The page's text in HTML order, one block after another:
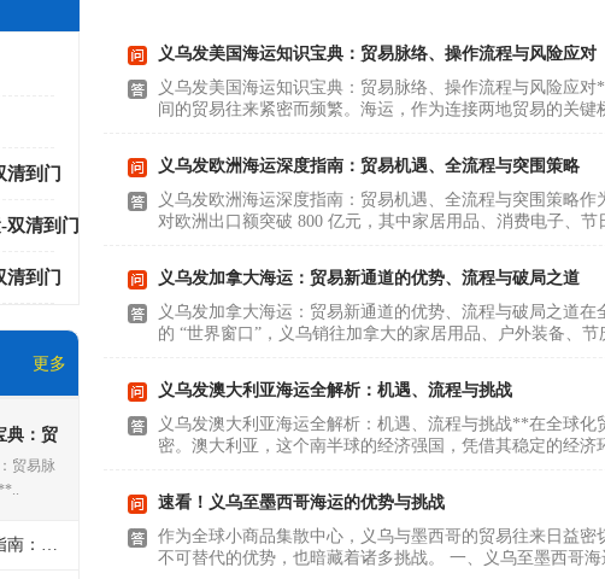
清到门
双清到门
清到门
更多
典：贸
险应对
贸易脉
义乌发欧洲海运深度指南：贸易机遇、全流程与突围策略
义乌发美国海运知识宝典：贸易脉络、操作流程与风险应对
义乌发美国海运知识宝典：贸易脉络、操作流程与风险应
间的贸易往来紧密而频繁。海运，作为连接两地贸易的关
义乌发欧洲海运深度指南：贸易机遇、全流程与突围策略
义乌发欧洲海运深度指南：贸易机遇、全流程与突围策略
对欧洲出口额突破 800 亿元，其中家居用品、消费电子、
义乌发加拿大海运：贸易新通道的优势、流程与破局之道
义乌发加拿大海运：贸易新通道的优势、流程与破局之道
的 “世界窗口”，义乌销往加拿大的家居用品、户外装备、
义乌发澳大利亚海运全解析：机遇、流程与挑战
义乌发澳大利亚海运全解析：机遇、流程与挑战**在全球
密。澳大利亚，这个南半球的经济强国，凭借其稳定的经
速看！义乌至墨西哥海运的优势与挑战
作为全球小商品集散中心，义乌与墨西哥的贸易往来日益
不可替代的优势，也暗藏着诸多挑战。 一、义乌至墨西哥